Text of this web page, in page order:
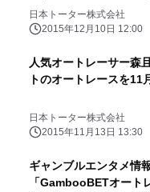
日本トーター株式会社
2015年12月10日 12:00
人気オートレーサー森
トのオートレースを11
日本トーター株式会社
2015年11月13日 13:30
ギャンブルエンタメ
「GambooBETオート